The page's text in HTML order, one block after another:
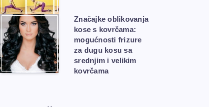
Značajke oblikovanja
kose s kovrčama:
mogućnosti frizure
za dugu kosu sa
srednjim i velikim
kovrčama